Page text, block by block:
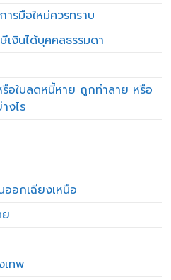
รมือใหม่ควรทราบ
เงินได้บุคคลธรรมดา
อใบลดหนี้หาย ถูกทำลาย หรือ
งไร
ออกเฉียงเหนือ
ย
เทพ